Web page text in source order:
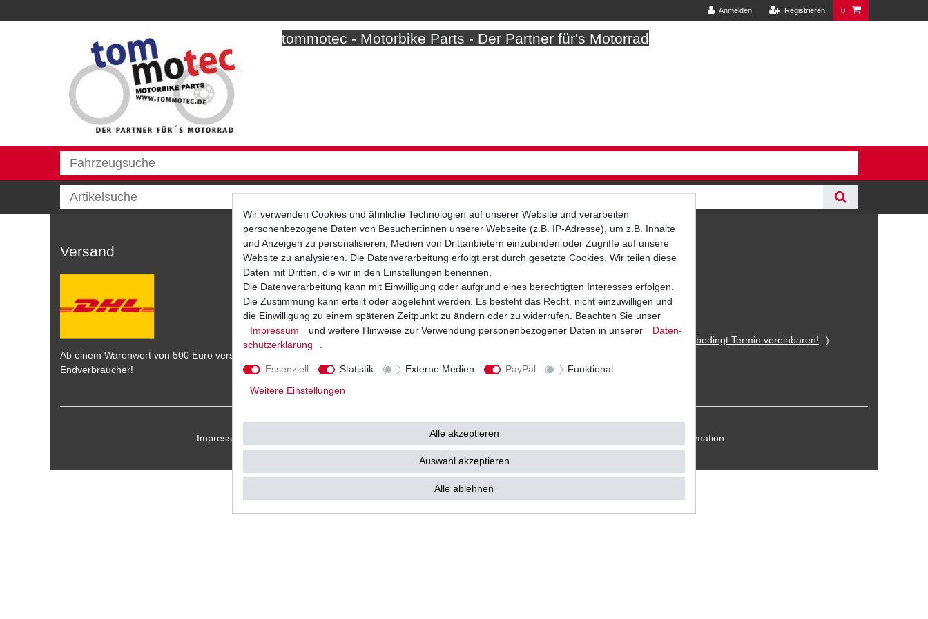
Anmelden Registrieren 0
tommotec - Motorbike Parts - Der Partner für's Motorrad
Versand
Ab einem Warenwert von 500 Euro versenden wir die Ware kostenlos zu Ihnen als
Endverbraucher!
Bezahlarten
Bitte unbedingt Termin vereinbaren! )
Impressum Widerrufs­recht Kontakt / Reklamation
Wir verwenden Cookies und ähnliche Technologien auf unserer Website und verarbeiten
personenbezogene Daten von Besucher:innen unserer Webseite (z.B. IP-Adresse), um z.B. Inhalte
und Anzeigen zu personalisieren, Medien von Drittanbietern einzubinden oder Zugriffe auf unsere
Website zu analysieren. Die Datenverarbeitung erfolgt erst durch gesetzte Cookies. Wir teilen diese
Daten mit Dritten, die wir in den Einstellungen benennen.
Die Datenverarbeitung kann mit Einwilligung oder aufgrund eines berechtigten Interesses erfolgen.
Die Zustimmung kann erteilt oder abgelehnt werden. Es besteht das Recht, nicht einzuwilligen und
die Einwilligung zu einem späteren Zeitpunkt zu ändern oder zu widerrufen. Beachten Sie unser
Impressum
und weitere Hinweise zur Verwendung personenbezogener Daten in unserer
Daten­
schutz­erklärung
Essenziell Statistik Externe Medien PayPal
Funktional
Weitere Einstellungen
Alle akzeptieren
Auswahl akzeptieren
Alle ablehnen